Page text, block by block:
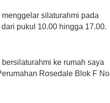
silaturahmi pada
pukul 10.00 hingga 17.00.
ke rumah saya
Rosedale Blok F No